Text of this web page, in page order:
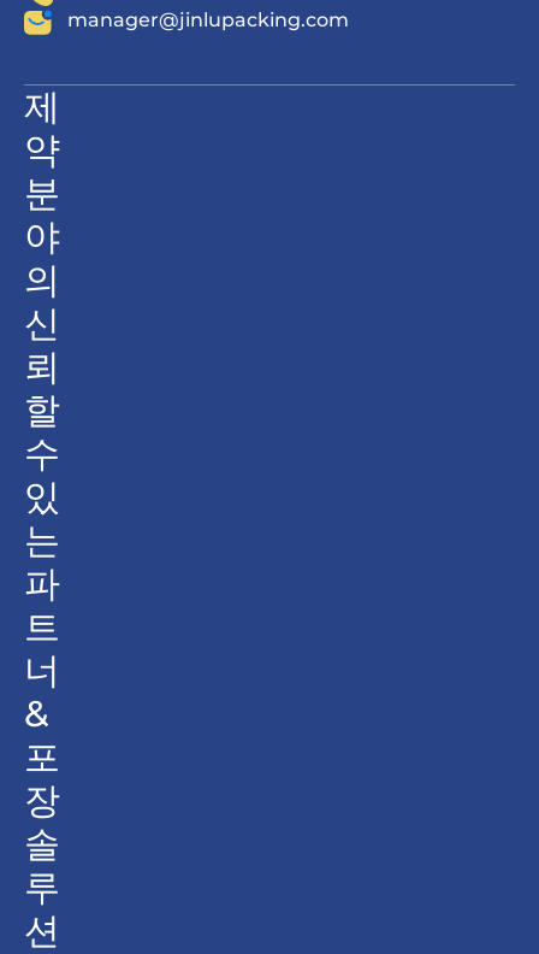
manager@jinlupacking.com
제
약
분
야
의
신
뢰
할
수
있
는
파
트
너
&
포
장
솔
루
션